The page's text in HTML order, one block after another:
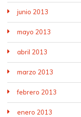
junio 2013
mayo 2013
abril 2013
marzo 2013
febrero 2013
enero 2013